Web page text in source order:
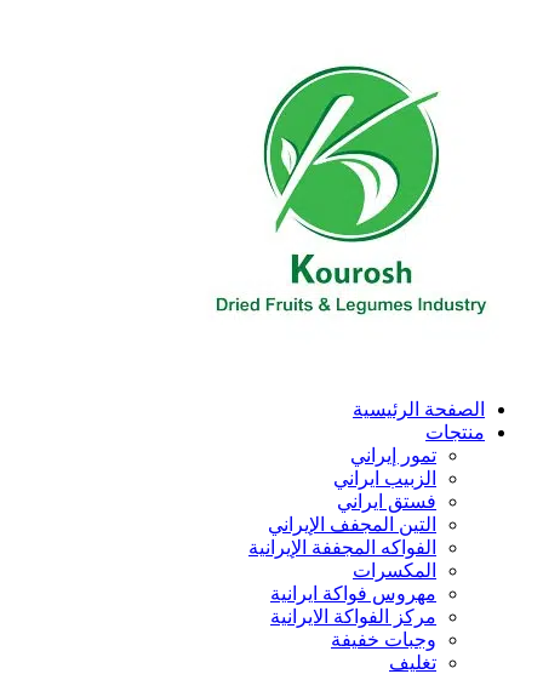
الصفحة الرئیسیة
منتجات
تمور إيراني
الزبیب ايراني
فستق ایراني
التين المجفف الإيراني
الفواكه المجففة الإيرانية
المكسرات
مهروس فواکة ایرانیة
مرکز الفواکة الایرانیة
وجبات خفيفة
تغليف